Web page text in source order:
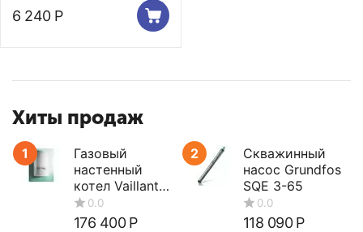
6 240 Р
Хиты продаж
1
Газовый
настенный
котел Vaillant
turboTEC plus
VUW 362/5-5
176 400 Р
2
Скважинный
насос Grundfos
SQE 3-65
118 090 Р